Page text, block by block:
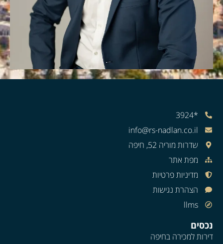
*3924
info@rs-nadlan.co.il
שדרות מוריה 52, חיפה
מפת אתר
מדיניות פרטיות
הצהרת נגישות
llms
נכסים
דירות למכירה בחיפה